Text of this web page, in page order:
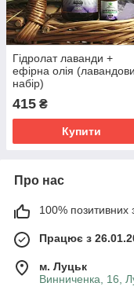
Гідролат лаванди +
ефірна олія
набір)
415 ₴
Купити
Про нас
100% позитивних з
Працює з
м. Луцьк
Винниченка, 16,